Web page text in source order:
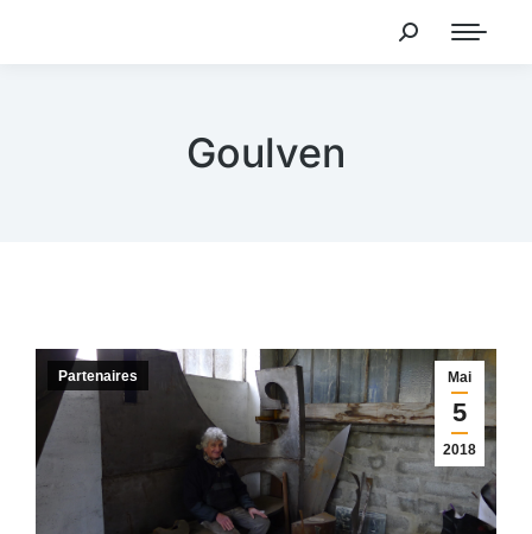
Goulven
Mai
5
2018
Partenaires